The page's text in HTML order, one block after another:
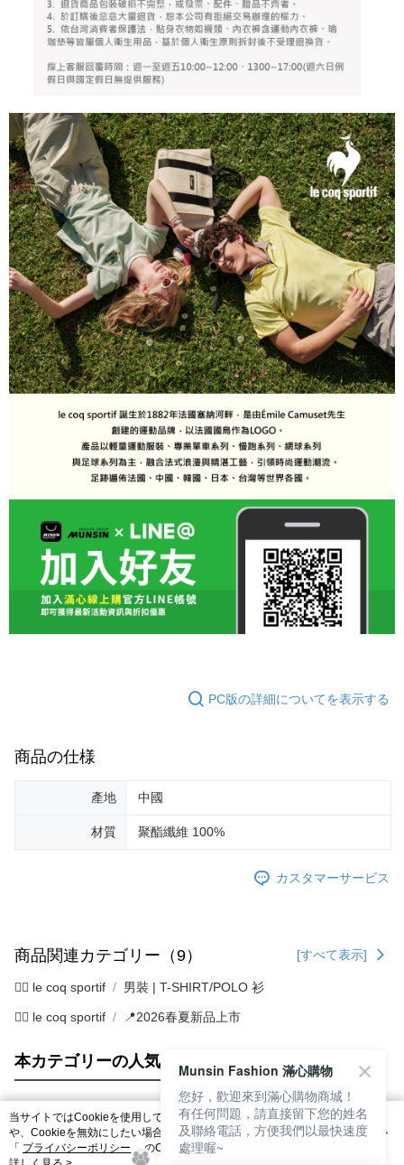
てAFTEEにご提供いただく、またはAFTEEにあなたの個人情報の収集、処
理、利用を許可することににご同意いただけない場合は、当サービスを選
択しないでください。
PC版の詳細についてを表示する
商品の仕様
產地 中國
材質 聚酯纖維 100%
カスタマーサービス
商品関連カテゴリー（9） [すべて表示]
🚴‍♂️ le coq sportif 男裝 | T-SHIRT/POLO 衫
🚴‍♂️ le coq sportif 📍2026春夏新品上市
本カテゴリーの人気商品 サイト全体のランキング
人気タグ
当サイトではCookieを使用しています。当サイトのCookie使用に関する詳細
や、Cookieを無効にしたい場合のブラウザでの設定方法については、当サイト
「 プライバシーポリシー 」のCookieポリシーをご参照ください。お客さま
Munsin Fashion 滿心購物
您好，歡迎來到滿心購物商城！
有任何問題，請直接留下您的姓名
及聯絡電話，方便我們以最快速度
處理喔~